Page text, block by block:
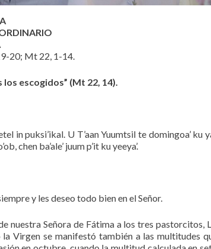
20; Mt 22, 1-14.
escogidos” (Mt 22, 14).
in puksi’ikal. U T’aan Yuumtsil te domingoa’ ku
chen ba’ale’ juum p’it ku yeeya’.
y les deseo todo bien en el Señor.
nuestra Señora de Fátima a los tres pastorcitos,
Virgen se manifestó también a las multitudes